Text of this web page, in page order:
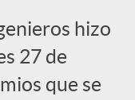
hizo
27 de
que se